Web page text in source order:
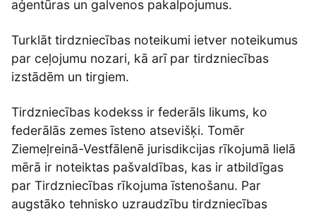
aģentūras un galvenos pakalpojumus.
Turklāt tirdzniecības noteikumi ietver noteikumus
par ceļojumu nozari, kā arī par tirdzniecības
izstādēm un tirgiem.
Tirdzniecības kodekss ir federāls likums, ko
federālās zemes īsteno atsevišķi. Tomēr
Ziemeļreinā-Vestfālenē jurisdikcijas rīkojumā lielā
mērā ir noteiktas pašvaldības, kas ir atbildīgas
par Tirdzniecības rīkojuma īstenošanu. Par
augstāko tehnisko uzraudzību tirdzniecības